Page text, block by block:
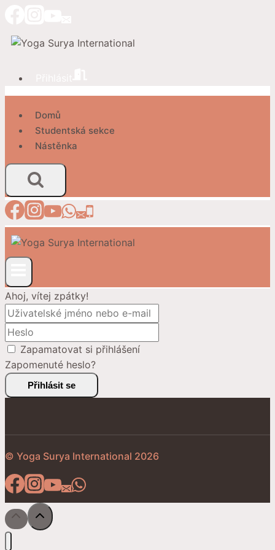
obsah
Domů
Studentská sekce
Nástěnka
Ahoj, vítej zpátky!
Zapamatovat si přihlášení
Zapomenuté heslo?
Přihlásit se
© Yoga Surya International 2026